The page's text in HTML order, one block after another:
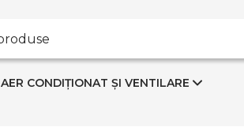
AER CONDIȚIONAT ȘI VENTILARE